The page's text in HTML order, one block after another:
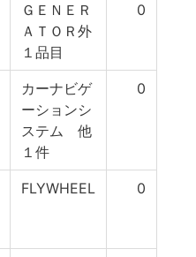
ＧＥＮＥＲ
ＡＴＯＲ外
１品目
0
カーナビゲ
ーションシ
ステム 他
１件
0
FLYWHEEL 0